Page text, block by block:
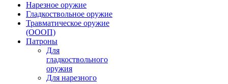
Нарезное оружие
Гладкоствольное оружие
Травматическое оружие
(ОООП)
Патроны
Для
гладкоствольного
оружия
Для нарезного